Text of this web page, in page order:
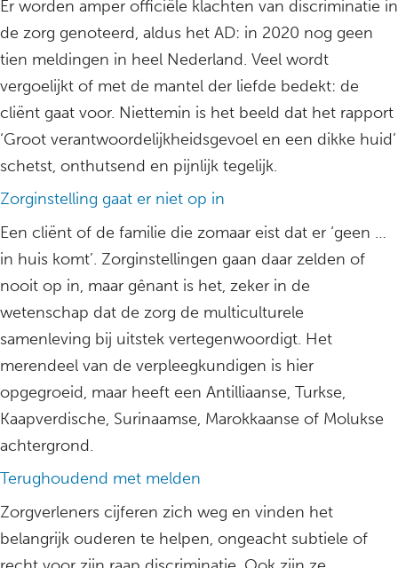
Er worden amper officiële klachten van discriminatie in
de zorg genoteerd, aldus het AD: in 2020 nog geen
tien meldingen in heel Nederland. Veel wordt
vergoelijkt of met de mantel der liefde bedekt: de
cliënt gaat voor. Niettemin is het beeld dat het rapport
‘Groot verantwoordelijkheidsgevoel en een dikke huid’
schetst, onthutsend en pijnlijk tegelijk.
Zorginstelling gaat er niet op in
Een cliënt of de familie die zomaar eist dat er ‘geen …
in huis komt’. Zorginstellingen gaan daar zelden of
nooit op in, maar gênant is het, zeker in de
wetenschap dat de zorg de multiculturele
samenleving bij uitstek vertegenwoordigt. Het
merendeel van de verpleegkundigen is hier
opgegroeid, maar heeft een Antilliaanse, Turkse,
Kaapverdische, Surinaamse, Marokkaanse of Molukse
achtergrond.
Terughoudend met melden
Zorgverleners cijferen zich weg en vinden het
belangrijk ouderen te helpen, ongeacht subtiele of